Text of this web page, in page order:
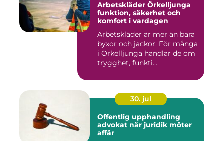
Arbetskläder Örkelljunga
funktion, säkerhet och
komfort i vardagen
Arbetskläder är mer än bara
byxor och jackor. För många
i Örkelljunga handlar de om
trygghet, funkti...
30. jul
Offentlig upphandling
advokat när juridik möter
affär